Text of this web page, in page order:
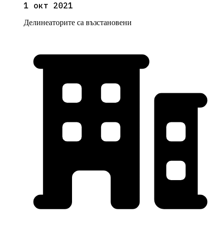
1 окт 2021
Делинеаторите са възстановени